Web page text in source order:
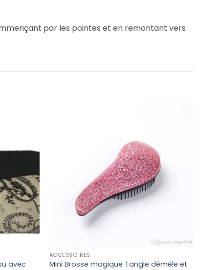
par les pointes et en remontant vers
avec
ACCESSOIRES
Mini Brosse magique Tangle démêle et